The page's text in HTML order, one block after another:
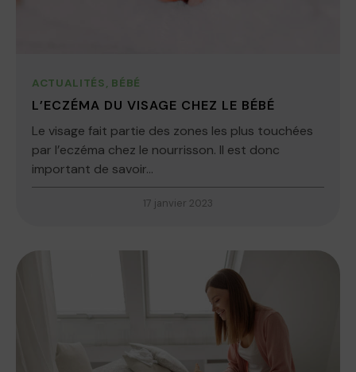
ACTUALITÉS, BÉBÉ
L’ECZÉMA DU VISAGE CHEZ LE BÉBÉ
Le visage fait partie des zones les plus touchées
par l’eczéma chez le nourrisson. Il est donc
important de savoir...
17 janvier 2023